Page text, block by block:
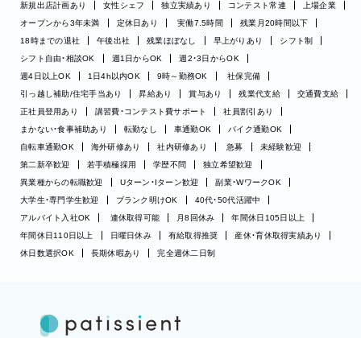
新規出店計画あり
女性シェフ 独立実績あり コンテスト常連
上場企業
オープンから3年未満
定休日あり 実働7.5時間
残業月20時間以下
18時までの退社
午後出社 残業ほぼなし 早上がりあり
シフト制
シフト自由・相談OK
週1日からOK
週2・3日からOK
週4日以上OK
1日4h以内OK 9時～勤務OK
社保完備
引っ越し補助/住宅手当あり
昇給あり 賞与あり 残業代支給
交通費支給
正社員登用あり
講習費・コンテスト費サポート
社員割引あり
まかない・食事補助あり
転勤なし 車通勤OK
バイク通勤OK
自転車通勤OK
海外研修あり 社内研修あり 急募
未経験歓迎
第二新卒歓迎
若手積極採用 学歴不問
独立希望歓迎
異業種からの転職歓迎
Uターン・Iターン歓迎
副業・WワークOK
大学生・専門学生歓迎
ブランク明けOK
40代・50代活躍中
アルバイト入社OK
連休取得可能 月8回休み
年間休日105日以上
年間休日110日以上
日曜日休み 有給取得推奨
産休・育休取得実績あり
休日数選択OK
長期休暇あり 完全週休二日制